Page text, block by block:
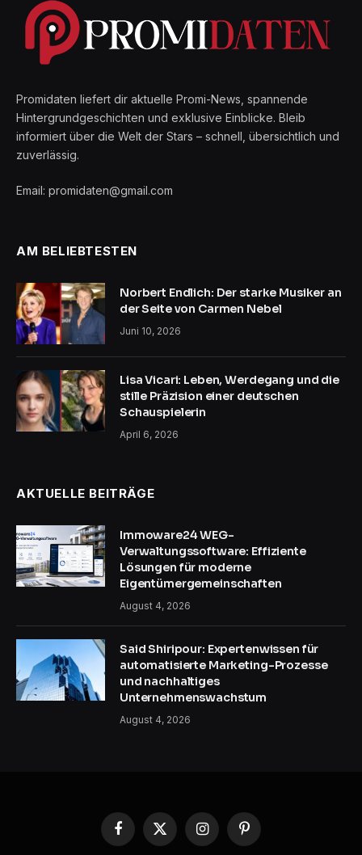
Promidaten liefert dir aktuelle Promi-News, spannende
Hintergrundgeschichten und exklusive Einblicke. Bleib
informiert über die Welt der Stars – schnell, übersichtlich und
zuverlässig.
Email: promidaten@gmail.com
AM BELIEBTESTEN
Norbert Endlich: Der starke Musiker an
der Seite von Carmen Nebel
Juni 10, 2026
Lisa Vicari: Leben, Werdegang und die
stille Präzision einer deutschen
Schauspielerin
April 6, 2026
AKTUELLE BEITRÄGE
Immoware24 WEG-
Verwaltungssoftware: Effiziente
Lösungen für moderne
Eigentümergemeinschaften
August 4, 2026
Said Shiripour: Expertenwissen für
automatisierte Marketing-Prozesse
und nachhaltiges
Unternehmenswachstum
August 4, 2026
Facebook
X
InstagramPinterest